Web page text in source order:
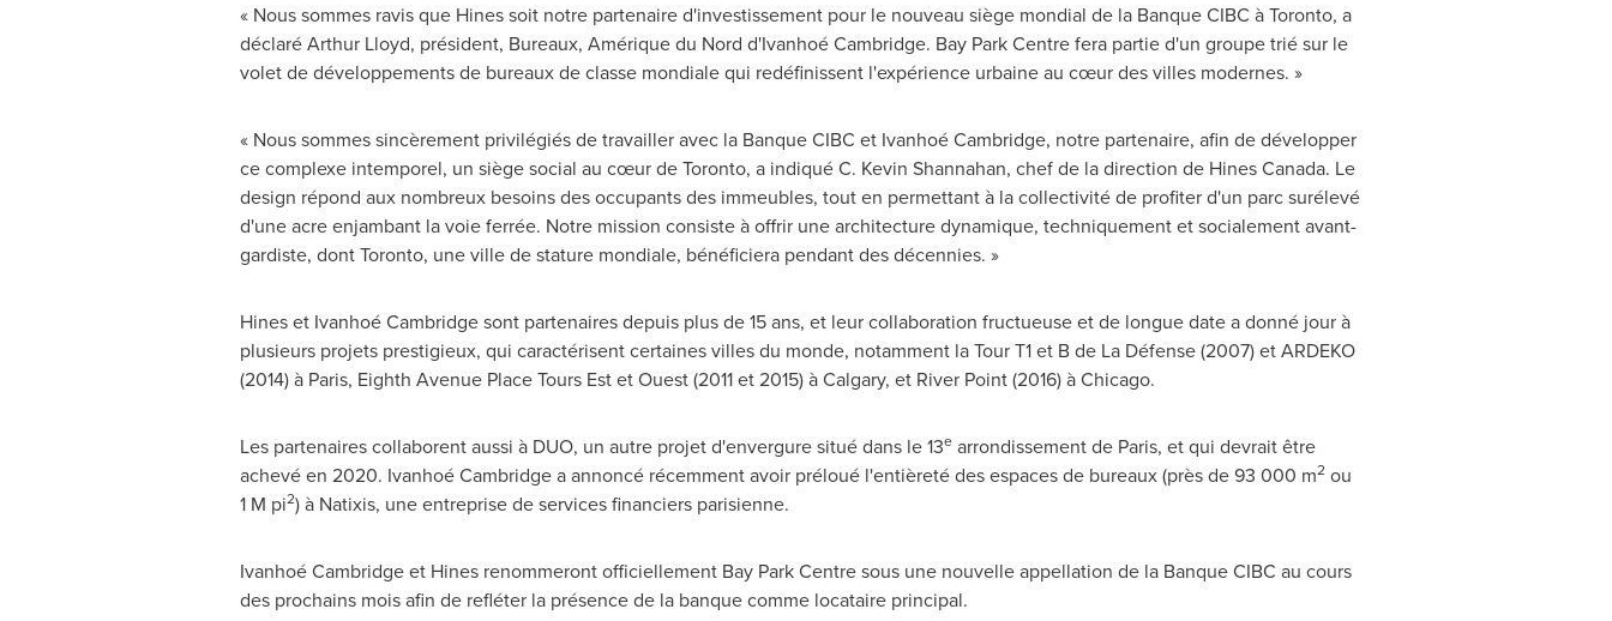
« Nous sommes ravis que Hinessoit notre partenaire d'investissement pour le nouveau siège mondial de la Banque CIBC àToronto, a
déclaré Arthur Lloyd, président, Bureaux, Amérique du Nord d'Ivanhoé Cambridge. Bay Park Centre fera partie d'un groupe trié sur le
volet de développements de bureaux de classe mondiale qui redéfinissent l'expérience urbaine au cœur des villes modernes. »
« Nous sommes sincèrement privilégiés de travailler avec la Banque CIBC et IvanhoéCambridge, notre partenaire, afin de développer
ce complexe intemporel, un siège social au cœur deToronto, a indiqué C. Kevin Shannahan, chef de la direction de Hines Canada. Le
design répond aux nombreux besoins des occupants des immeubles, tout en permettant à la collectivité de profiter d'un parc surélevé
d'une acre enjambant la voie ferrée. Notre mission consiste à offrir une architecture dynamique, techniquement et socialement avant-
gardiste, dontToronto, une ville de stature mondiale, bénéficiera pendant des décennies. »
Hineset Ivanhoé Cambridge sont partenaires depuis plus de 15 ans, et leur collaboration fructueuse et de longue date a donné jour à
plusieurs projets prestigieux, qui caractérisent certaines villes du monde, notamment la Tour T1 et B de La Défense (2007) etARDEKO
(2014) à Paris, Eighth Avenue Place Tours Est et Ouest (2011 et2015) àCalgary, et River Point(2016) àChicago.
Les partenaires collaborent aussi à DUO, un autre projet d'envergure situé dans le 13earrondissement de Paris, et qui devrait être
achevé en 2020. IvanhoéCambridgea annoncé récemment avoir préloué l'entièreté des espaces de bureaux (près de 93 000 m2ou
1 M pi2) à Natixis, une entreprise de services financiers parisienne.
IvanhoéCambridgeet Hinesrenommeront officiellement Bay Park Centre sous une nouvelle appellation de la Banque CIBC au cours
des prochains mois afin de refléter la présence de la banque comme locataire principal.